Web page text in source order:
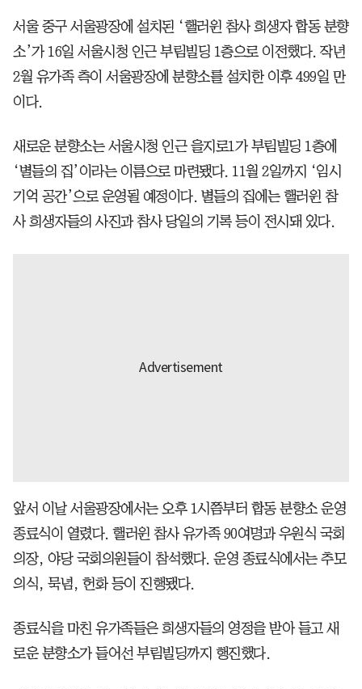
서울 중구 서울광장에 설치된 ‘핼러윈 참사 희생자 합동 분향
소’가 16일 서울시청 인근 부림빌딩 1층으로 이전했다. 작년
2월 유가족 측이 서울광장에 분향소를 설치한 이후 499일 만
이다.
새로운 분향소는 서울시청 인근 을지로1가 부림빌딩 1층에
‘별들의 집’이라는 이름으로 마련됐다. 11월 2일까지 ‘임시
기억 공간’으로 운영될 예정이다. 별들의 집에는 핼러윈 참
사 희생자들의 사진과 참사 당일의 기록 등이 전시돼 있다.
앞서 이날 서울광장에서는 오후 1시쯤부터 합동 분향소 운영
종료식이 열렸다. 핼러윈 참사 유가족 90여명과 우원식 국회
의장, 야당 국회의원들이 참석했다. 운영 종료식에서는 추모
의식, 묵념, 헌화 등이 진행됐다.
종료식을 마친 유가족들은 희생자들의 영정을 받아 들고 새
로운 분향소가 들어선 부림빌딩까지 행진했다.